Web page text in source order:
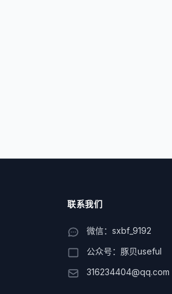
联系我们
微信：sxbf_9192
公众号：豚贝useful
316234404@qq.com